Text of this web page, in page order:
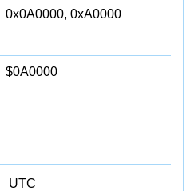
0x0A0000, 0xA0000
$0A0000
UTC